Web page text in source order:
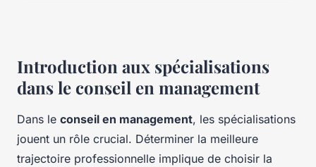
Introduction aux spécialisations
dans le conseil en management
Dans le conseil en management, les spécialisations
jouent un rôle crucial. Déterminer la meilleure
trajectoire professionnelle implique de choisir la